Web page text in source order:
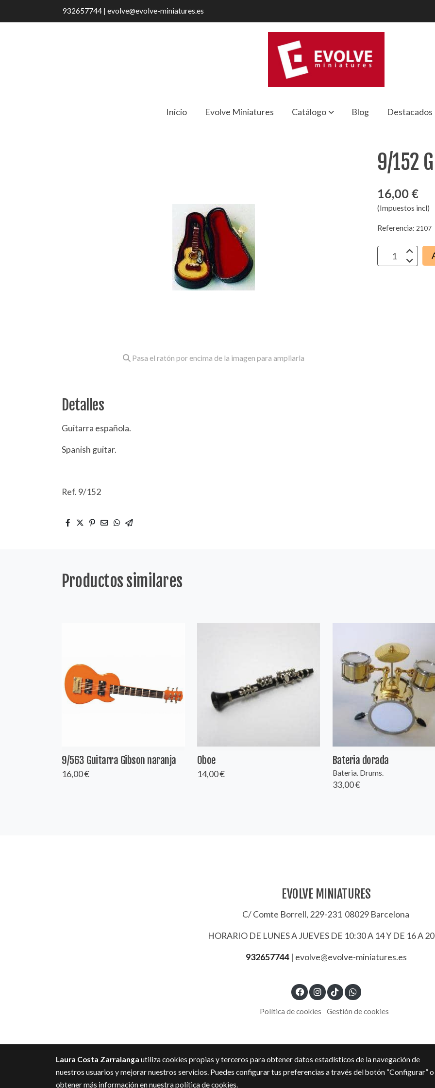
932657744 | evolve@evolve-miniatures.es
Inicio Evolve Miniatures Catálogo Blog Destacados
Pasa el ratón por encima de la imagen para ampliarla
Detalles
Guitarra española.
Spanish guitar.
Ref. 9/152
9/152
16,00 €
(Impuestos incl)
Referencia: 2107
Productos similares
9/563 Guitarra Gibson naranja
16,00 €
Oboe
14,00 €
Bateria dorada
Bateria. Drums.
33,00 €
EVOLVE MINIATURES
C/ Comte Borrell, 229-231 08029 Barcelona
HORARIO DE LUNES A JUEVES DE 10:30 A 14 Y DE 16 A
932657744 | evolve@evolve-miniatures.es
Política de cookies Gestión de cookies
Laura Costa Zarralanga utiliza cookies propias y terceros para obtener datos estadísticos de la navegación de
nuestros usuarios y mejorar nuestros servicios. Puedes configurar tus preferencias a través del botón “Configurar” o
obtener más información en nuestrapolítica de cookies.